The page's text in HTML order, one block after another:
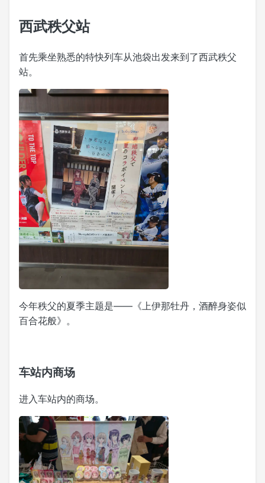
西武秩父站
首先乘坐熟悉的特快列车从池袋出发来到了西武秩父
站。
今年秩父的夏季主题是——《上伊那牡丹，酒醉身姿似
百合花般》。
车站内商场
进入车站内的商场。